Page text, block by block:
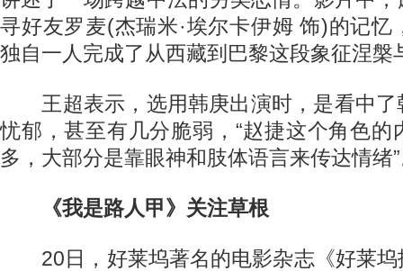
寻好友罗麦(杰瑞米·埃尔卡伊姆 饰)的记忆
独自一人完成了从西藏到巴黎这段象征涅槃
王超表示，选用韩庚出演时，是看中了
忧郁，甚至有几分脆弱，“赵捷这个角色的
多，大部分是靠眼神和肢体语言来传达情绪
《我是路人甲》关注草根
20日，好莱坞著名的电影杂志《好莱坞